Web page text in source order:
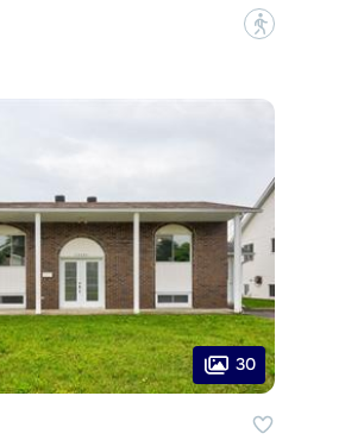
?
30